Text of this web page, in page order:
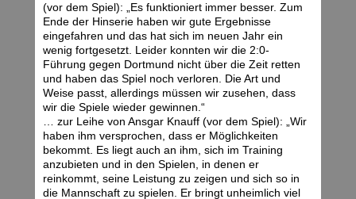
(vor dem Spiel): „Es funktioniert immer besser. Zum
Ende der Hinserie haben wir gute Ergebnisse
eingefahren und das hat sich im neuen Jahr ein
wenig fortgesetzt. Leider konnten wir die 2:0-
Führung gegen Dortmund nicht über die Zeit retten
und haben das Spiel noch verloren. Die Art und
Weise passt, allerdings müssen wir zusehen, dass
wir die Spiele wieder gewinnen.“
… zur Leihe von Ansgar Knauff (vor dem Spiel): „Wir
haben ihm versprochen, dass er Möglichkeiten
bekommt. Es liegt auch an ihm, sich im Training
anzubieten und in den Spielen, in denen er
reinkommt, seine Leistung zu zeigen und sich so in
die Mannschaft zu spielen. Er bringt unheimlich viel